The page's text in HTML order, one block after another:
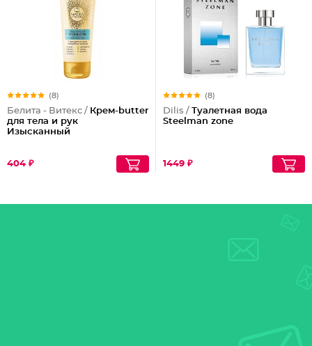
(8)
Белита - Витекс / Крем-butter
для тела и рук
Изысканный
404 ₽
(8)
Dilis / Туалетная вода
Steelman zone
1449 ₽